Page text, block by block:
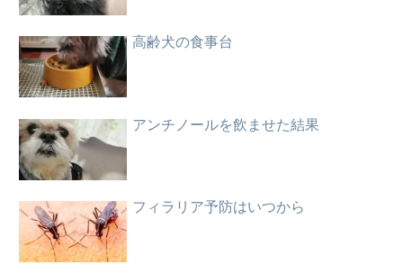
高齢犬の食事台
アンチノールを飲ませた結果
フィラリア予防はいつから